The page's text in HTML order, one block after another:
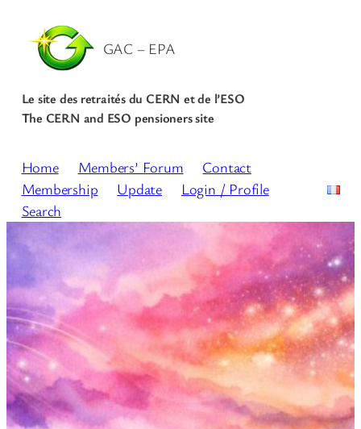
GAC – EPA
Le site des retraités du CERN et de l’ESO
The CERN and ESO pensioners site
Home Members’ Forum
Contact
Membership
Update
Login / Profile
Search